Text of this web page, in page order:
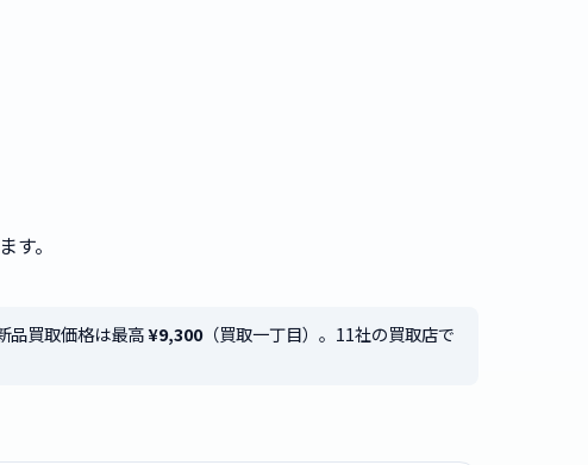
。
品買取価格は最高¥9,300（買取一丁目）。11社の買取店で